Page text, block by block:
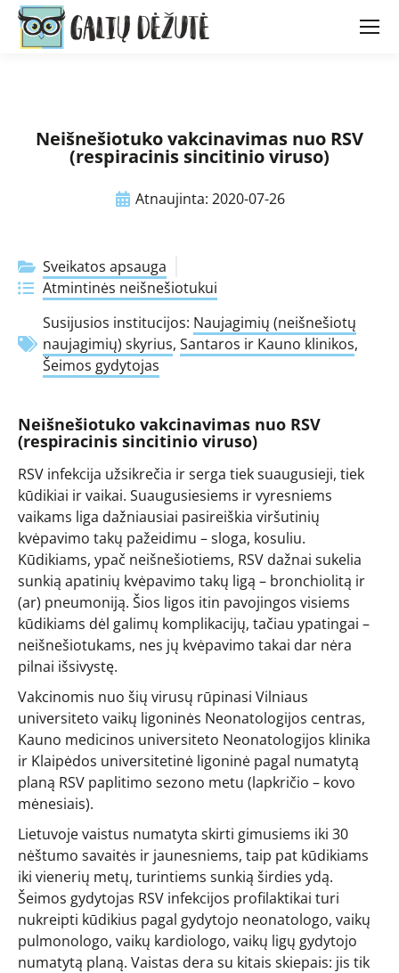
Neišnešiotuko vakcinavimas nuo RSV
(respiracinis sincitinio viruso)
Atnaujinta: 2020-07-26
Sveikatos apsauga
Atmintinės neišnešiotukui
Susijusios institucijos: Naujagimių (neišnešiotų
naujagimių) skyrius, Santaros ir Kauno klinikos,
Šeimos gydytojas
Neišnešiotuko vakcinavimas nuo RSV
(respiracinis sincitinio viruso)
RSV infekcija užsikrečia ir serga tiek suaugusieji, tiek
kūdikiai ir vaikai. Suaugusiesiems ir vyresniems
vaikams liga dažniausiai pasireiškia viršutinių
kvėpavimo takų pažeidimu – sloga, kosuliu.
Kūdikiams, ypač neišnešiotiems, RSV dažnai sukelia
sunkią apatinių kvėpavimo takų ligą – bronchiolitą ir
(ar) pneumoniją. Šios ligos itin pavojingos visiems
kūdikiams dėl galimų komplikacijų, tačiau ypatingai –
neišnešiotukams, nes jų kvėpavimo takai dar nėra
pilnai išsivystę.
Vakcinomis nuo šių virusų rūpinasi Vilniaus
universiteto vaikų ligoninės Neonatologijos centras,
Kauno medicinos universiteto Neonatologijos klinika
ir Klaipėdos universitetinė ligoninė pagal numatytą
planą RSV paplitimo sezono metu (lapkričio – kovo
mėnesiais).
Lietuvoje vaistus numatyta skirti gimusiems iki 30
nėštumo savaitės ir jaunesniems, taip pat kūdikiams
iki vienerių metų, turintiems sunkią širdies ydą.
Šeimos gydytojas RSV infekcijos profilaktikai turi
nukreipti kūdikius pagal gydytojo neonatologo, vaikų
pulmonologo, vaikų kardiologo, vaikų ligų gydytojo
numatytą planą. Vaistas dera su kitais skiepais: jis tik